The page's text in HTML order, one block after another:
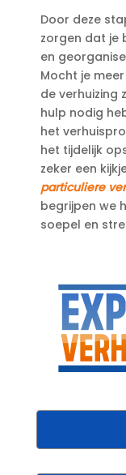
Door deze
zorgen dat je
en
Mocht je
de verhuizing
hulp nodig
het
het tijdelijk
zeker een
particuliere
begrijpen we
soepel en